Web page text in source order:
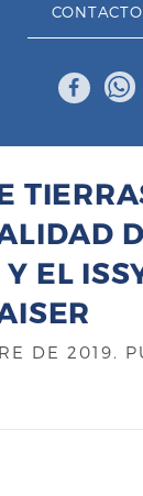
CONTACTO
EL
DE 2019.